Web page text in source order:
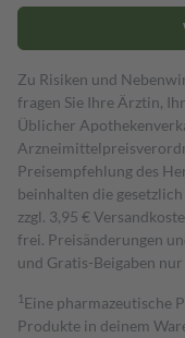
Zu Risiken und
fragen Sie Ihre Ärztin,
Üblicher
Preisempfehlung des
beinhalten die
zzgl. 3,95 €
frei. Preisänderungen
und Gratis-Beigaben
1 Eine pharmazeutische
Produkte in deinem